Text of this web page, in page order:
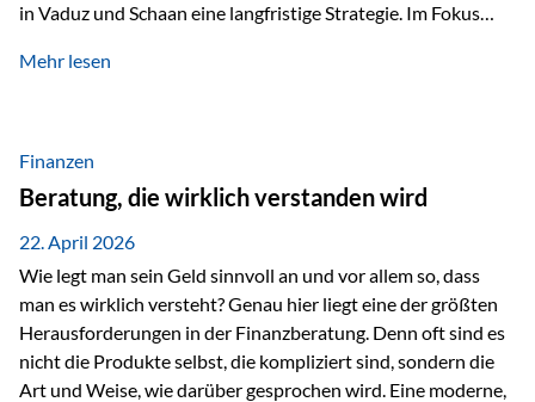
in Vaduz und Schaan eine langfristige Strategie. Im Fokus
Marktzugang Liechtenstein hat sich in den letzten Jahren zu
verfügbaren Kennzahlen (Stand Ende 2024, veröffentlicht
2025/2026)…
Mehr lesen
Finanzen
Beratung, die wirklich verstanden wird
22. April 2026
Wie legt man sein Geld sinnvoll an und vor allem so, dass
man es wirklich versteht? Genau hier liegt eine der größten
Herausforderungen in der Finanzberatung. Denn oft sind es
nicht die Produkte selbst, die kompliziert sind, sondern die
Art und Weise, wie darüber gesprochen wird. Eine moderne,